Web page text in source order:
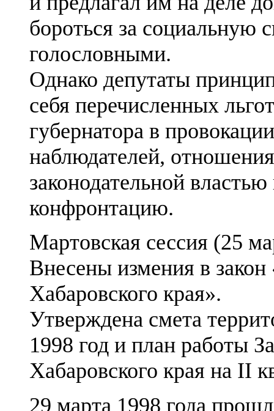
бороться за социальную
голословными.
Однако депутаты
себя перечисленных
губернатора в
наблюдателей,
законодательной
конфронтацию.
Мартовская сессия (25
Внесены измения в
Хабаровского края».
Утверждена смета
1998 год и план работы
Хабаровского края на II
29 марта 1998 года